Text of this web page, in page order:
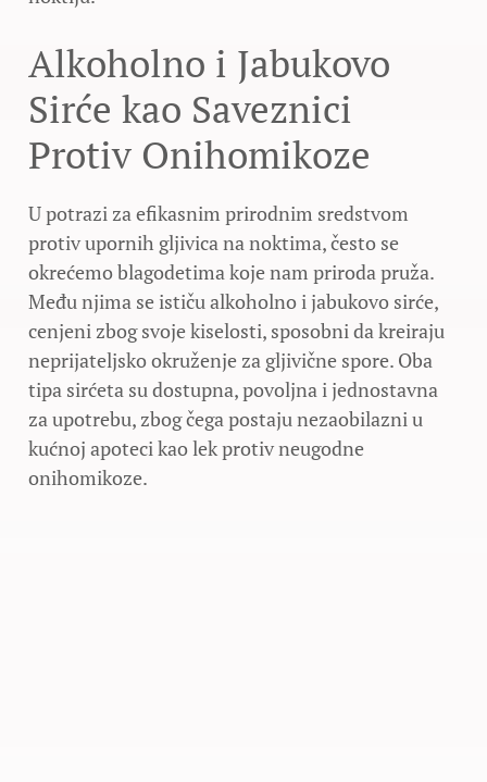
Alkoholno i Jabukovo
Sirće kao Saveznici
Protiv Onihomikoze
U potrazi za efikasnim prirodnim sredstvom
protiv upornih gljivica na noktima, često se
okrećemo blagodetima koje nam priroda pruža.
Među njima se ističu alkoholno i jabukovo sirće,
cenjeni zbog svoje kiselosti, sposobni da kreiraju
neprijateljsko okruženje za gljivične spore. Oba
tipa sirćeta su dostupna, povoljna i jednostavna
za upotrebu, zbog čega postaju nezaobilazni u
kućnoj apoteci kao lek protiv neugodne
onihomikoze.